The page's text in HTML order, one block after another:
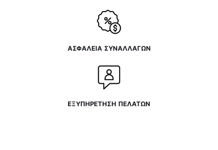
ΑΣΦΑΛΕΙΑ ΣΥΝΑΛΛΑΓΩΝ
ΕΞΥΠΗΡΕΤΗΣΗ ΠΕΛΑΤΩΝ